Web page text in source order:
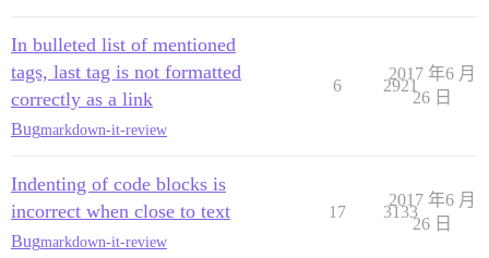
In bulleted list of mentioned
tags, last tag is not formatted
correctly as a link
Bugmarkdown-it-review
6 2921
2017 年6 月
26 日
Indenting of code blocks is
incorrect when close to text
Bugmarkdown-it-review
17 3133
2017 年6 月
26 日